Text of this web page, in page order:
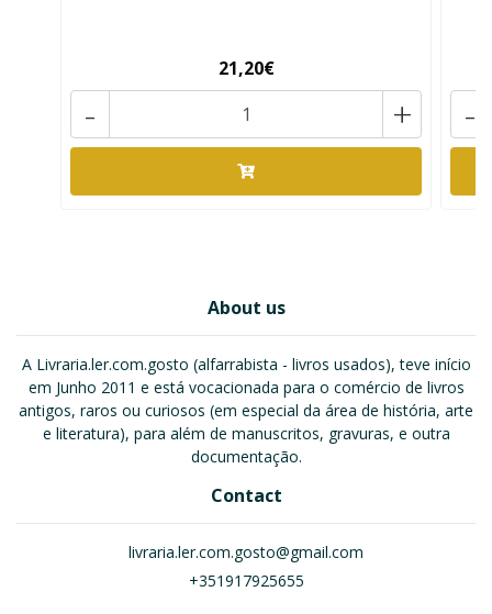
21,20€
+
- -
About us
A Livraria.ler.com.gosto (alfarrabista - livros usados), teve início
em Junho 2011 e está vocacionada para o comércio de livros
antigos, raros ou curiosos (em especial da área de história, arte
e literatura), para além de manuscritos, gravuras, e outra
documentação.
Contact
livraria.ler.com.gosto@gmail.com
+351917925655